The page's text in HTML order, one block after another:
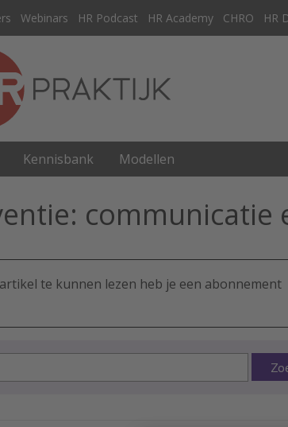
Webinars HR Podcast HR Academy CHRO HR
Kennisbank Modellen
communicatie
te kunnen lezen heb je een abonnement